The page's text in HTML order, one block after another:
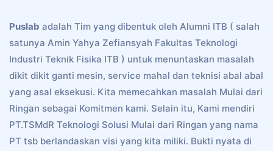
Puslab adalah Tim yang dibentuk oleh Alumni ITB ( salah
satunya Amin Yahya Zefiansyah Fakultas Teknologi
Industri Teknik Fisika ITB ) untuk menuntaskan masalah
dikit dikit ganti mesin, service mahal dan teknisi abal abal
yang asal eksekusi. Kita memecahkan masalah Mulai dari
Ringan sebagai Komitmen kami. Selain itu, Kami mendiri
PT.TSMdR Teknologi Solusi Mulai dari Ringan yang nama
PT tsb berlandaskan visi yang kita miliki. Bukti nyata di